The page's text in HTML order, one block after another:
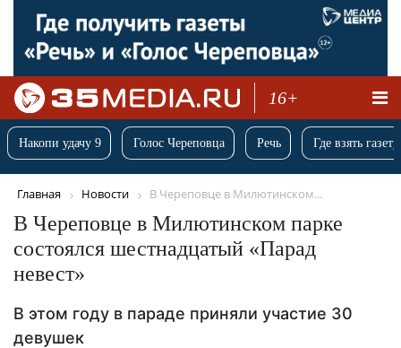
16+
Накопи удачу 9 Голос Череповца Речь Где взять
Главная Новости В Череповце в Милютинском...
В Череповце в Милютинском парке
состоялся шестнадцатый «Парад
невест»
В этом году в параде приняли участие 30
девушек